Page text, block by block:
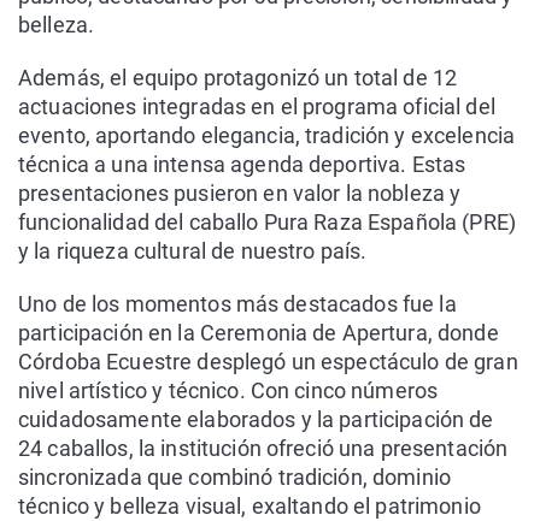
belleza.
Además, el equipo protagonizó un total de 12
actuaciones integradas en el programa oficial del
evento, aportando elegancia, tradición y excelencia
técnica a una intensa agenda deportiva. Estas
presentaciones pusieron en valor la nobleza y
funcionalidad del caballo Pura Raza Española (PRE)
y la riqueza cultural de nuestro país.
Uno de los momentos más destacados fue la
participación en la Ceremonia de Apertura, donde
Córdoba Ecuestre desplegó un espectáculo de gran
nivel artístico y técnico. Con cinco números
cuidadosamente elaborados y la participación de
24 caballos, la institución ofreció una presentación
sincronizada que combinó tradición, dominio
técnico y belleza visual, exaltando el patrimonio